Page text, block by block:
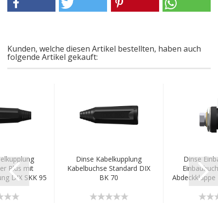
Kunden, welche diesen Artikel bestellten, haben auch
folgende Artikel gekauft:
Plus mit
DIX SKK 95
Dinse Kabelkupplung
Kabelbuchse Standard DIX
BK 70
Dinse
Abdeckklappe